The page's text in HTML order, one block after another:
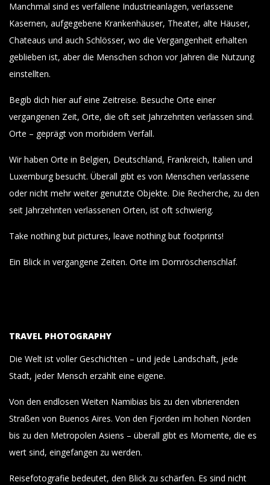
Manchmal sind es verfallene Industrieanlagen, verlassene
Kasernen, aufgegebene Krankenhäuser, Theater, alte Häuser,
Chateaus und auch Schlösser, wo die Vergangenheit erhalten
geblieben ist, aber die Menschen schon vor Jahren die Nutzung
einstellten.
Begib dich hier auf eine Zeitreise. Besuche Orte einer
vergangenen Zeit, Orte, die oft seit Jahrzehnten verlassen sind.
Orte – geprägt von morbidem Verfall.
Wir haben Orte in Belgien, Deutschland, Frankreich, Italien und
Luxemburg besucht. Überall gibt es von Menschen verlassene
oder nicht mehr weiter genutzte Objekte. Die Recherche, zu den
seit Jahrzehnten verlassenen Orten, ist oft schwierig.
Take nothing but pictures, leave nothing but footprints!
Ein Blick in vergangene Zeiten. Orte im Dornröschenschlaf.
TRAVEL PHOTOGRAPHY
Die Welt ist voller Geschichten – und jede Landschaft, jede
Stadt, jeder Mensch erzählt eine eigene.
Von den endlosen Weiten Namibias bis zu den vibrierenden
Straßen von Buenos Aires. Von den Fjorden im hohen Norden
bis zu den Metropolen Asiens – überall gibt es Momente, die es
wert sind, eingefangen zu werden.
Reisefotografie bedeutet, den Blick zu schärfen. Es sind nicht